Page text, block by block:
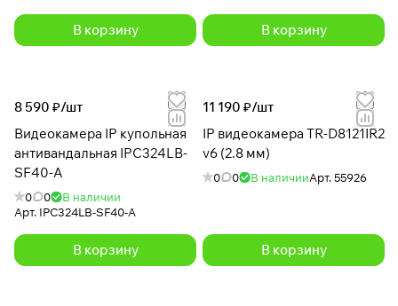
В корзину В корзину
8 590 ₽/шт
Видеокамера IP купольная
антивандальная IPC324LB-
SF40-A
0 0
В наличии
Арт. IPC324LB-SF40-A
В корзину
11 190 ₽/шт
IP видеокамера TR-D8121IR2
v6 (2.8 мм)
0 0 В наличииАрт.55926
В корзину